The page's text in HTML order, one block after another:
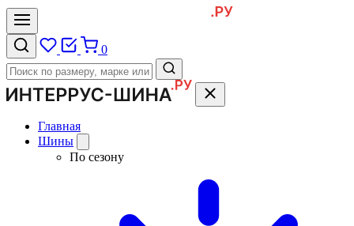
0
Главная
Шины
По сезону